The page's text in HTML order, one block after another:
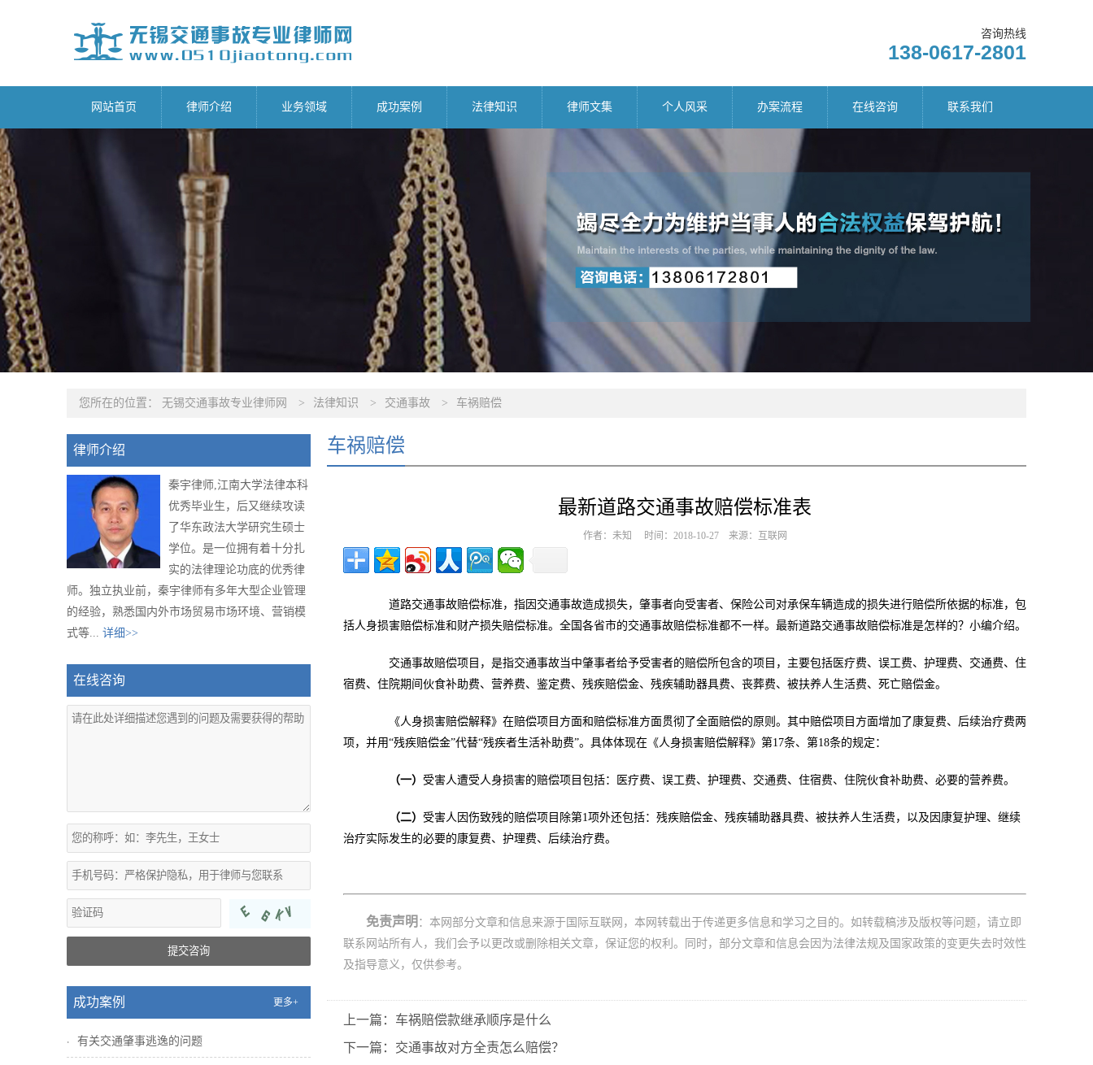
咨询热线
138-0617-2801
网站首页 律师介绍 业务领域 成功案例 法律知识 律师文集 个人风采 办案流程 在线咨询 联系我们
您所在的位置： 无锡交通事故专业律师网 > 法律知识 > 交通事故 > 车祸赔偿
律师介绍
秦宇律师,江南大学法律本科
优秀毕业生，后又继续攻读
了华东政法大学研究生硕士
学位。是一位拥有着十分扎
实的法律理论功底的优秀律
师。独立执业前，秦宇律师有多年大型企业管理
的经验，熟悉国内外市场贸易市场环境、营销模
式等... 详细>>
在线咨询
提交咨询
成功案例 更多+
有关交通肇事逃逸的问题
车祸赔偿
最新道路交通事故赔偿标准表
作者：未知 时间：2018-10-27 来源：互联网
道路交通事故赔偿标准，指因交通事故造成损失，肇事者向受害者、保险公司对承保车辆造成的损失进行赔偿所依据的标准，包
括人身损害赔偿标准和财产损失赔偿标准。全国各省市的交通事故赔偿标准都不一样。最新道路交通事故赔偿标准是怎样的？小编介绍。
交通事故赔偿项目，是指交通事故当中肇事者给予受害者的赔偿所包含的项目，主要包括医疗费、误工费、护理费、交通费、住
宿费、住院期间伙食补助费、营养费、鉴定费、残疾赔偿金、残疾辅助器具费、丧葬费、被扶养人生活费、死亡赔偿金。
《人身损害赔偿解释》在赔偿项目方面和赔偿标准方面贯彻了全面赔偿的原则。其中赔偿项目方面增加了康复费、后续治疗费两
项，并用“残疾赔偿金”代替“残疾者生活补助费”。具体体现在《人身损害赔偿解释》第17条、第18条的规定：
（一） 受害人遭受人身损害的赔偿项目包括：医疗费、误工费、护理费、交通费、住宿费、住院伙食补助费、必要的营养费。
（二） 受害人因伤致残的赔偿项目除第1项外还包括：残疾赔偿金、残疾辅助器具费、被扶养人生活费，以及因康复护理、继续
治疗实际发生的必要的康复费、护理费、后续治疗费。
免责声明 ：本网部分文章和信息来源于国际互联网，本网转载出于传递更多信息和学习之目的。如转载稿涉及版权等问题，请立即
联系网站所有人，我们会予以更改或删除相关文章，保证您的权利。同时，部分文章和信息会因为法律法规及国家政策的变更失去时效性
及指导意义，仅供参考。
上一篇：车祸赔偿款继承顺序是什么
下一篇：交通事故对方全责怎么赔偿？